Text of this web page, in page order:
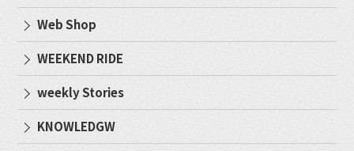
Web Shop
WEEKEND RIDE
weekly Stories
KNOWLEDGW